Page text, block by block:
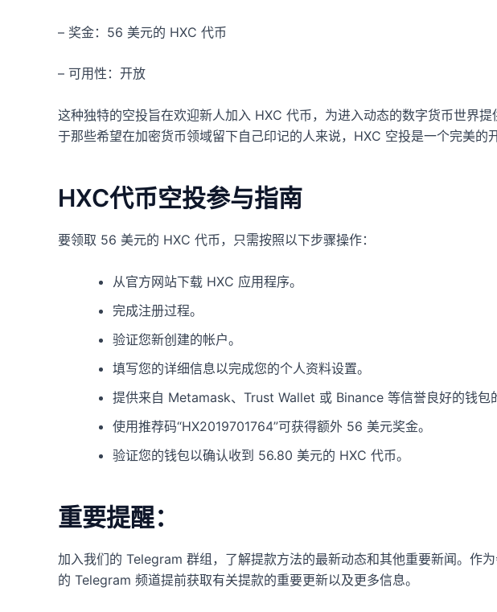
– 奖金：56 美元的 HXC 代币
– 可用性：开放
这种独特的空投旨在欢迎新人加入 HXC 代币，为进入动态的数字货币世界
于那些希望在加密货币领域留下自己印记的人来说，HXC 空投是一个完美的开
HXC代币空投参与指南
要领取 56 美元的 HXC 代币，只需按照以下步骤操作：
从官方网站下载 HXC 应用程序。
完成注册过程。
验证您新创建的帐户。
填写您的详细信息以完成您的个人资料设置。
提供来自 Metamask、Trust Wallet 或 Binance 等信誉良好的钱包
使用推荐码“HX2019701764”可获得额外 56 美元奖金。
验证您的钱包以确认收到 56.80 美元的 HXC 代币。
重要提醒：
加入我们的 Telegram 群组，了解提款方法的最新动态和其他重要新闻。作
的 Telegram 频道提前获取有关提款的重要更新以及更多信息。